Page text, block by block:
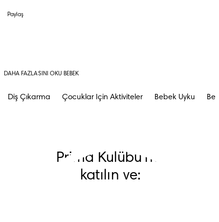
Paylaş
DAHA FAZLASINI OKU BEBEK
Diş Çıkarma Çocuklar Için Aktiviteler Bebek Uyku
Prima Kulübü'ne
katılın ve: